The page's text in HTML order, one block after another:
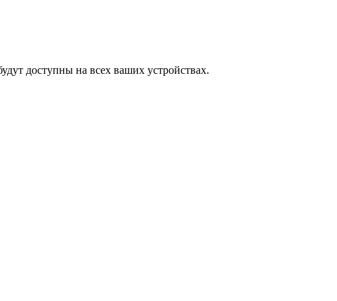
доступны на всех ваших устройствах.